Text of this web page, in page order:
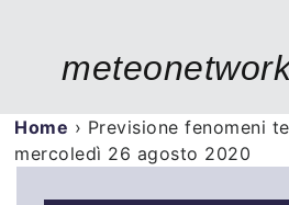
Home › Previsione fenomeni
mercoledì 26 agosto 2020